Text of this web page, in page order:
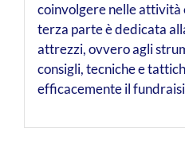
coinvolgere nelle attività
terza parte è dedicata
attrezzi, ovvero agli
consigli, tecniche e
efficacemente il